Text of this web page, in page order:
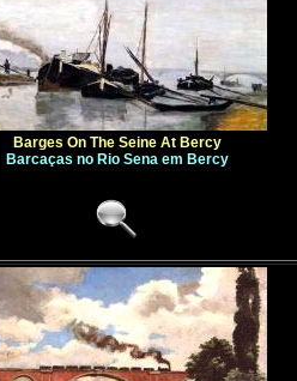
Barges On The Seine At Bercy
Barcaças no Rio Sena em Bercy